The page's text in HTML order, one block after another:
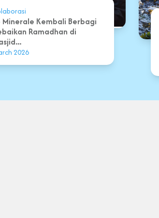
Minerale Kembali Berbagi
Ramadhan di
2026